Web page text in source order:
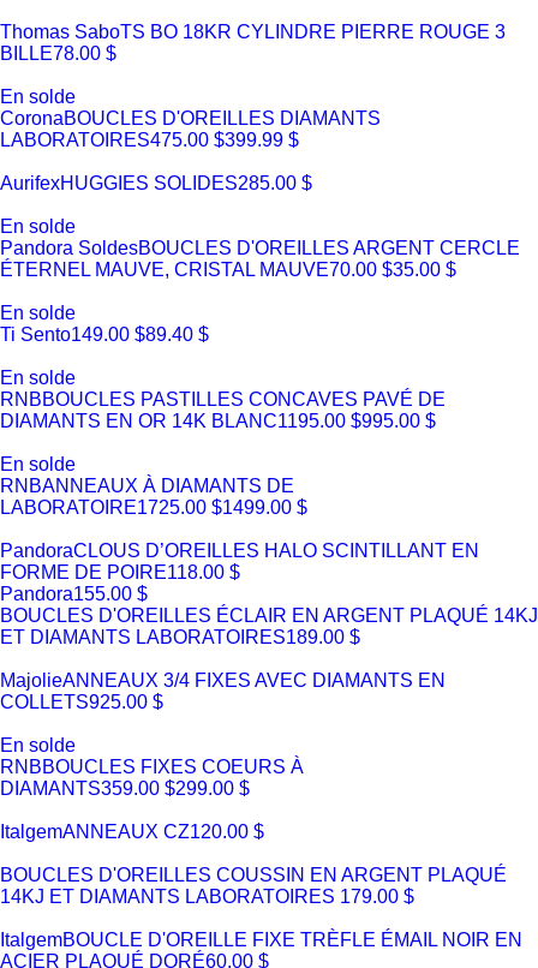
Thomas SaboTS BO 18KR CYLINDRE PIERRE ROUGE 3
BILLE78.00 $
En solde
CoronaBOUCLES D'OREILLES DIAMANTS
LABORATOIRES475.00 $399.99 $
AurifexHUGGIES SOLIDES285.00 $
En solde
Pandora SoldesBOUCLES D'OREILLES ARGENT CERCLE
ÉTERNEL MAUVE, CRISTAL MAUVE70.00 $35.00 $
En solde
Ti Sento149.00 $89.40 $
En solde
RNBBOUCLES PASTILLES CONCAVES PAVÉ DE
DIAMANTS EN OR 14K BLANC1195.00 $995.00 $
En solde
RNBANNEAUX À DIAMANTS DE
LABORATOIRE1725.00 $1499.00 $
PandoraCLOUS D’OREILLES HALO SCINTILLANT EN
FORME DE POIRE118.00 $
Pandora155.00 $
BOUCLES D'OREILLES ÉCLAIR EN ARGENT PLAQUÉ 14KJ
ET DIAMANTS LABORATOIRES189.00 $
MajolieANNEAUX 3/4 FIXES AVEC DIAMANTS EN
COLLETS925.00 $
En solde
RNBBOUCLES FIXES COEURS À
DIAMANTS359.00 $299.00 $
ItalgemANNEAUX CZ120.00 $
BOUCLES D'OREILLES COUSSIN EN ARGENT PLAQUÉ
14KJ ET DIAMANTS LABORATOIRES 179.00 $
ItalgemBOUCLE D'OREILLE FIXE TRÈFLE ÉMAIL NOIR EN
ACIER PLAQUÉ DORÉ60.00 $